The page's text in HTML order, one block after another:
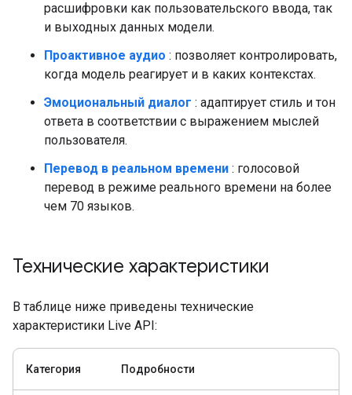
расшифровки как пользовательского ввода, так
и выходных данных модели.
Проактивное аудио : позволяет контролировать,
когда модель реагирует и в каких контекстах.
Эмоциональный диалог : адаптирует стиль и тон
ответа в соответствии с выражением мыслей
пользователя.
Перевод в реальном времени : голосовой
перевод в режиме реального времени на более
чем 70 языков.
Технические характеристики
В таблице ниже приведены технические
характеристики Live API:
Категория Подробности